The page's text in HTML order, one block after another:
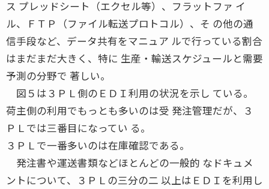
ス プレッドシート（エクセル等）、フラットファ イ
ル、ＦＴＰ（ファイル転送プロトコル）、そ の他の通
信手段など、データ共有をマニュア ルで行っている割合
はまだまだ大きく、特に 生産・輸送スケジュールと需要
予測の分野で 著しい。
図５は３ＰＬ側のＥＤＩ利用の状況を示し ている。
荷主側の利用でもっとも多いのは受 発注管理だが、３
ＰＬでは三番目になってい る。
３ＰＬで一番多いのは在庫確認である。
発注書や運送書類などほとんどの一般的 なドキュメ
ントについて、３ＰＬの三分の二 以上はＥＤＩを利用し